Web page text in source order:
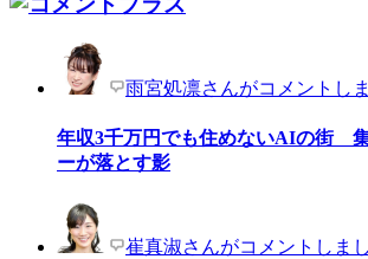
雨宮処凛さんがコメントし
年収3千万円でも住めないAIの街
ーが落とす影
崔真淑さんがコメントしま